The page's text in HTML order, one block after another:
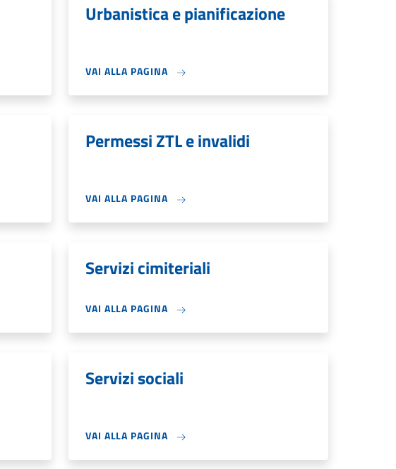
Urbanistica e pianificazione
VAI ALLA PAGINA
Permessi ZTL e invalidi
VAI ALLA PAGINA
Servizi cimiteriali
VAI ALLA PAGINA
Servizi sociali
VAI ALLA PAGINA